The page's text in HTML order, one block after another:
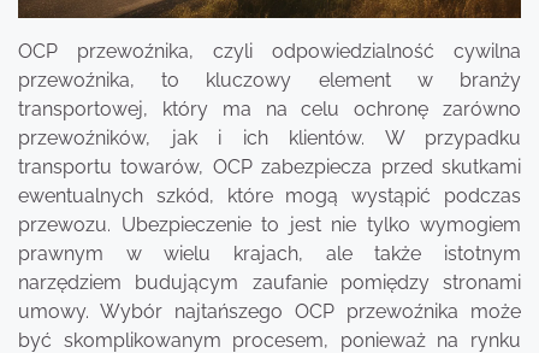
OCP przewoźnika, czyli odpowiedzialność cywilna
przewoźnika, to kluczowy element w branży
transportowej, który ma na celu ochronę zarówno
przewoźników, jak i ich klientów. W przypadku
transportu towarów, OCP zabezpiecza przed skutkami
ewentualnych szkód, które mogą wystąpić podczas
przewozu. Ubezpieczenie to jest nie tylko wymogiem
prawnym w wielu krajach, ale także istotnym
narzędziem budującym zaufanie pomiędzy stronami
umowy. Wybór najtańszego OCP przewoźnika może
być skomplikowanym procesem, ponieważ na rynku